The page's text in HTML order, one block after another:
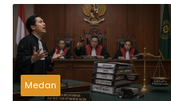
Medan